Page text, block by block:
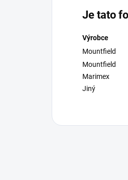
Je tato
Výrobce
Mountfield
Mountfield
Marimex
Jiný